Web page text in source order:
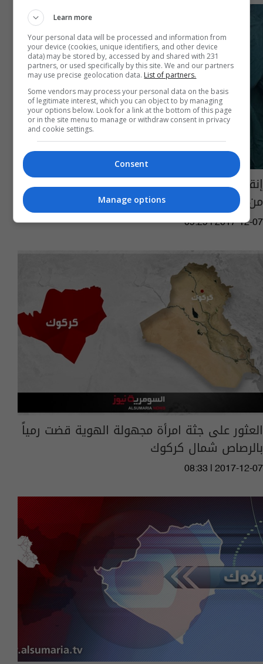
إنقاذ حياة طفلة بعملية جراحية مصابة بشظايا
من بقايا ذخائر "داعش" في الحويجة
09:29 | 2017-12-07
العثور على جثة امرأة مجهولة الهوية قضت رمياً
بالرصاص شمال كركوك
08:33 | 2017-12-07
Learn more
Your personal data will be processed and information from
your device (cookies, unique identifiers, and other device
data) may be stored by, accessed by and shared with 231
partners, or used specifically by this site. We and our partners
may use precise geolocation data. List of partners.
Some vendors may process your personal data on the basis
of legitimate interest, which you can object to by managing
your options below. Look for a link at the bottom of this page
or in the site menu to manage or withdraw consent in privacy
and cookie settings.
Consent
Manage options